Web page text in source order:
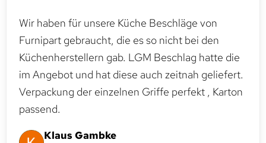
Wir haben für unsere Küche Beschläge von
Furnipart gebraucht, die es so nicht bei den
Küchenherstellern gab. LGM Beschlag hatte die
im Angebot und hat diese auch zeitnah geliefert.
Verpackung der einzelnen Griffe perfekt , Karton
passend.
Klaus Gambke